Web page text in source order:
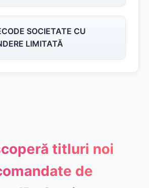
SOCIETATE CU
LIMITATĂ
titluri noi
de